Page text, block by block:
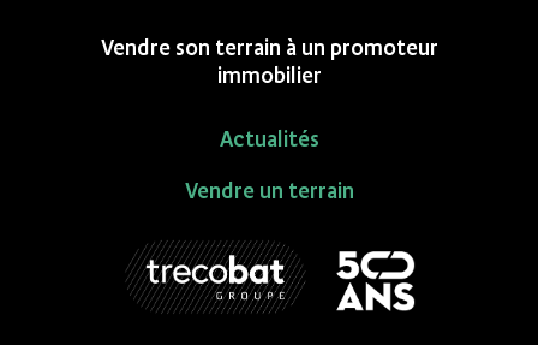
Vendre son terrain à un promoteur
immobilier
Actualités
Vendre un terrain